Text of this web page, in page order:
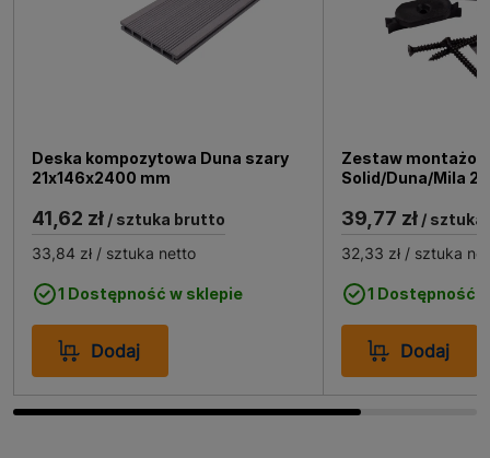
Deska kompozytowa Duna szary
21x146x2400 mm
41,62 zł / sztuka brutto
33,84 zł / sztuka netto
1 Dostępność w sklepie
Dodaj
Zestaw
Solid/Duna/Mila 2
39,77 zł/ sztuka
32,33 zł/ sztuka
1 Dostępność
Dodaj